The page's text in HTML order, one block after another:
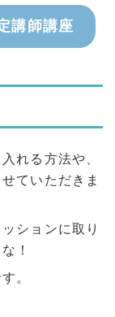
講師講座
れる方法や、
ていただきま
ションに取り
！
。